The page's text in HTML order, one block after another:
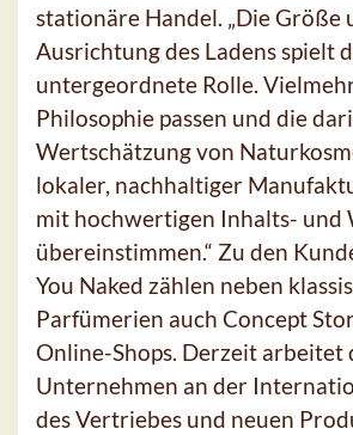
stationäre Handel. „Die Größe
Ausrichtung des Ladens spielt
untergeordnete Rolle.
Philosophie passen und die
Wertschätzung von
lokaler, nachhaltiger
mit hochwertigen Inhalts- und
übereinstimmen.“ Zu den
You Naked zählen neben
Parfümerien auch Concept
Online-Shops. Derzeit arbeitet
Unternehmen an der
des Vertriebes und neuen